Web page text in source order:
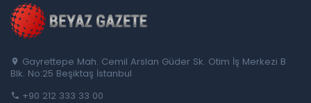
Gayrettepe Mah. Cemil Arslan Güder Sk. Otim İş Merkezi B
Blk. No:25 Beşiktaş İstanbul
+90 212 333 33 00